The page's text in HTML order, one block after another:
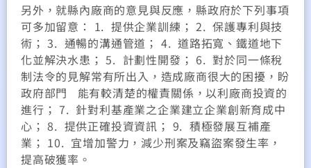
另外，就縣內廠商的意見與反應，縣政府於下列事項
可多加留意： 1. 提供企業訓練； 2. 保護專利與技
術； 3. 通暢的溝通管道； 4. 道路拓寬、鐵道地下
化並解決水患； 5. 計劃性開發； 6. 對於同一條稅
制法令的見解常有所出入，造成廠商很大的困擾，盼
政府部門 能有較清楚的權責關係，以利廠商投資的
進行； 7. 針對利基產業之企業建立企業創新育成中
心； 8. 提供正確投資資訊； 9. 積極發展互補產
業； 10. 宜增加警力，減少刑案及竊盜案發生率，
提高破獲率。